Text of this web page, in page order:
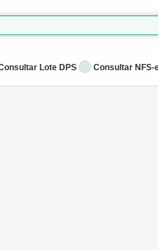
Lote DPS Consultar NFS-